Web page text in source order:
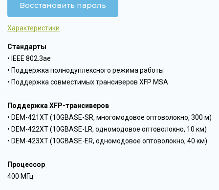
Восстановить пароль
Характеристики
Стандарты
• IEEE 802.3ae
• Поддержка полнодуплексного режима работы
• Поддержка совместимых трансиверов XFP MSA
Поддержка XFP-трансиверов
• DEM-421XT (10GBASE-SR, многомодовое оптоволокно, 300 м)
• DEM-422XT (10GBASE-LR, одномодовое оптоволокно, 10 км)
• DEM-423XT (10GBASE-ER, одномодовое оптоволокно, 40 км)
Процессор
400 МГц